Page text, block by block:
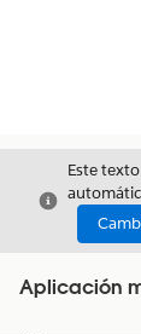
Cerrar
Este
Aplicación